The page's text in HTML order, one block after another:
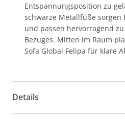
Entspannungsposition zu
schwarze Metallfüße
und passen hervorragend
Bezuges. Mitten im Raum
Sofa Global Felipa für klare
Details